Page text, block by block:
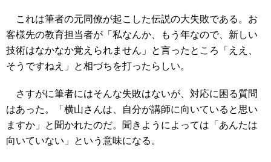
これは筆者の元同僚が起こした伝説の大失敗である。お
客様先の教育担当者が「私なんか、もう年なので、新しい
技術はなかなか覚えられません」と言ったところ「ええ、
そうですねえ」と相づちを打ったらしい。
さすがに筆者にはそんな失敗はないが、対応に困る質問
はあった。「横山さんは、自分が講師に向いていると思い
ますか」と聞かれたのだ。聞きようによっては「あんたは
向いていない」という意味になる。